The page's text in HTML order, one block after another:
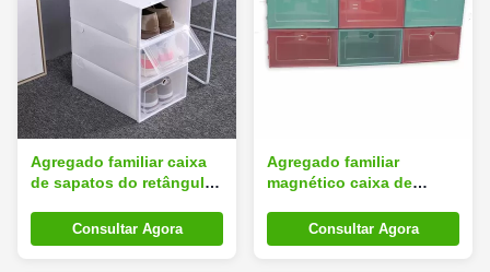
Agregado familiar caixa
de sapatos do retângulo
para inodoro Dustproof
do armazenamento das
Consultar Agora
Agregado familiar
magnético caixa de
Enterprise para o uso do
armazenamento 14inches
Consultar Agora